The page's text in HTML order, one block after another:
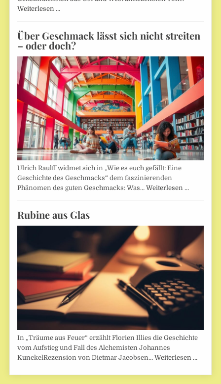
Weiterlesen …
Über Geschmack lässt sich nicht streiten
– oder doch?
Ulrich Raulff widmet sich in „Wie es euch gefällt: Eine
Geschichte des Geschmacks“ dem faszinierenden
Phänomen des guten Geschmacks: Was…Weiterlesen …
Rubine aus Glas
In „Träume aus Feuer“ erzählt Florien Illies die Geschichte
vom Aufstieg und Fall des Alchemisten Johannes
KunckelRezension von Dietmar Jacobsen…Weiterlesen …